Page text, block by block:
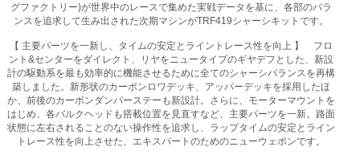
グファクトリー)が世界中のレースで集めた実戦データを基に、各部のバラ
ンスを追求して生み出された次期マシンがTRF419シャーシキットです。
【 主要パーツを一新し、タイムの安定とライントレース性を向上 】 フロ
ント&センターをダイレクト、リヤをニュータイプのギヤデフとした、新設
計の駆動系を最も効率的に機能させるために全てのシャーシバランスを再構
築しました。新形状のカーボンロワデッキ、アッパーデッキを採用したほ
か、前後のカーボンダンパーステーも新設計。さらに、モーターマウントを
はじめ、各バルクヘッドも搭載位置を見直すなど、主要パーツを一新。路面
状態に左右されることのない操作性を追求し、ラップタイムの安定とライン
トレース性を向上させた、エキスパートのためのニューウェポンです。